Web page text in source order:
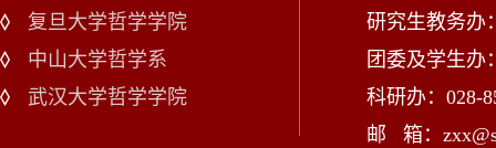
复旦大学哲学学院
中山大学哲学系
武汉大学哲学学院
研究生教务办
团委及学生办
科研办：028-
邮 箱：